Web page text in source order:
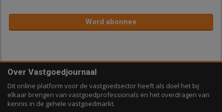
Word abonnee
Over Vastgoedjournaal
Dit online platform voor de vastgoedsector heeft als doel het bij
elkaar brengen van vastgoedprofessionals en het overdragen van
kennis in de gehele vastgoedmarkt.